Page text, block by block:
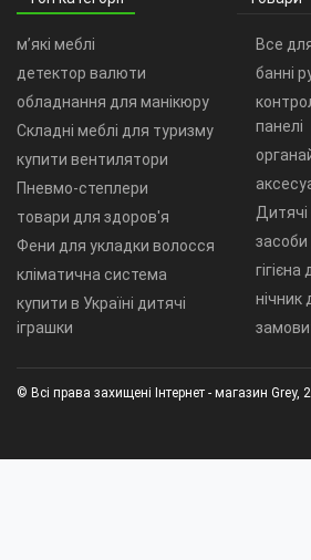
м’які меблі
детектор валюти
обладнання для манікюру
Складні меблі для туризму
купити вентилятори
Пневмо-степлери
товари для здоров'я
Фени для укладки волосся
кліматична система
купити в Україні дитячі
іграшки
Все
банні
панелі
Дитячі
нічник
© Всі права захищені Інтернет - магазин Grey,